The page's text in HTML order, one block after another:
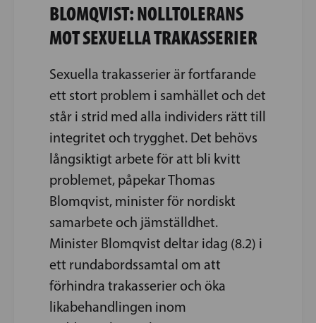
BLOMQVIST: NOLLTOLERANS
MOT SEXUELLA TRAKASSERIER
Sexuella trakasserier är fortfarande
ett stort problem i samhället och det
står i strid med alla individers rätt till
integritet och trygghet. Det behövs
långsiktigt arbete för att bli kvitt
problemet, påpekar Thomas
Blomqvist, minister för nordiskt
samarbete och jämställdhet.
Minister Blomqvist deltar idag (8.2) i
ett rundabordssamtal om att
förhindra trakasserier och öka
likabehandlingen inom